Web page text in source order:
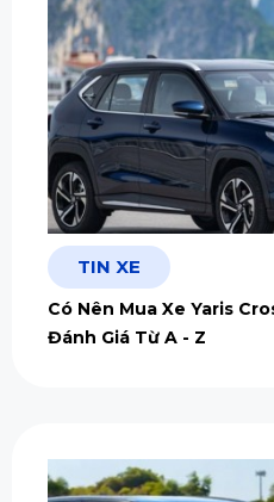
TIN XE
Có Nên Mua Xe Yaris
Đánh Giá Từ A - Z